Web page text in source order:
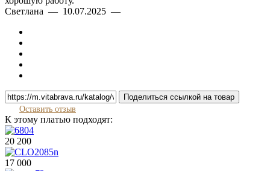
Светлана — 10.07.2025 —
Поделиться ссылкой на товар
Оставить отзыв
К этому платью подходят:
20 200
17 000